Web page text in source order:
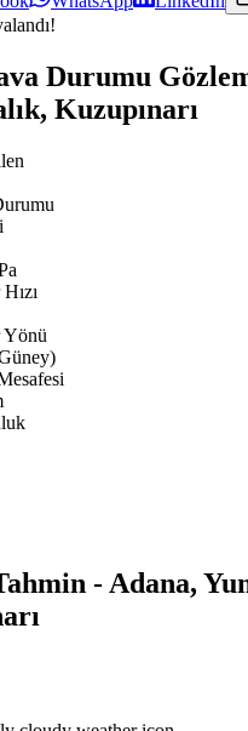
Durumu
Kuzupınarı
Yönü
- Adana,